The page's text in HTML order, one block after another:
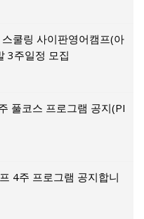
쿨링 사이판영어캠프(아
3주일정 모집
풀코스 프로그램 공지(PI
4주 프로그램 공지합니